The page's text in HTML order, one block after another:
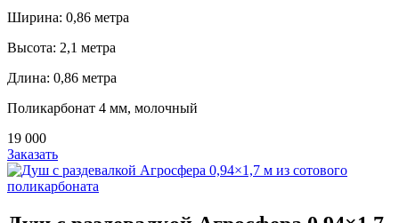
Ширина: 0,86 метра
Высота: 2,1 метра
Длина: 0,86 метра
Поликарбонат 4 мм, молочный
19 000
Заказать